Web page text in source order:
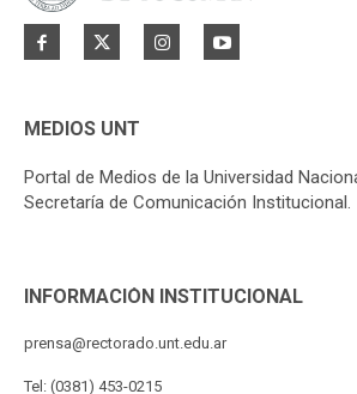
MEDIOS UNT
Portal de Medios de la Universidad
Secretaría de Comunicación Institucional.
INFORMACIÓN INSTITUCIONAL
prensa@rectorado.unt.edu.ar
Tel: (0381) 453-0215